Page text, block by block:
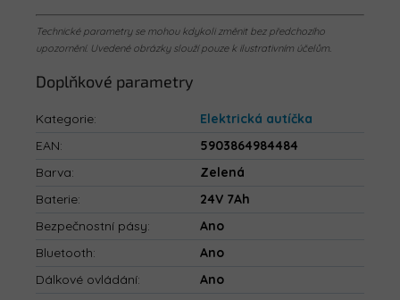
Technické parametry se mohou kdykoli změnit bez předchozího
upozornění. Uvedené obrázky slouží pouze k ilustrativním účelům.
Doplňkové parametry
Kategorie:
Elektrická autíčka
EAN:
5903864984484
Barva:
Zelená
Baterie:
24V 7Ah
Bezpečnostní pásy:
Ano
Bluetooth:
Ano
Dálkové ovládání:
Ano